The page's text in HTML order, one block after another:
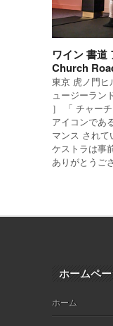
ワイン 書道
Church
東京 虎ノ門ヒ
ュージーラン
］ 「 チャー
アイコンであ
マンス されて
ケストラは事
ありがとうご
ホームペ
ホーム